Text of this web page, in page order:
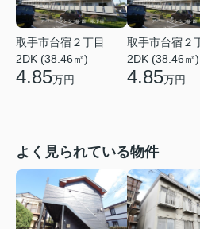
取手市台宿２丁目
2DK (38.46㎡)
4.85万円
取手市台宿２
2DK (38.46㎡)
4.85万円
よく見られている物件